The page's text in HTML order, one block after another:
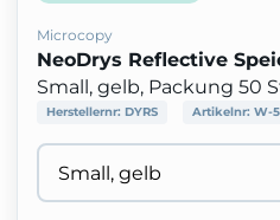
Microcopy
NeoDrys Reflective
Small, gelb, Packung 50
Herstellernr: DYRS Artikelnr: W-